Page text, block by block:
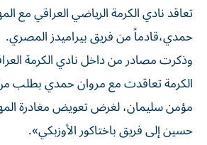
تعاقد نادي الكرمة الرياضي العراقي مع
حمدي،قادماً من فريق بيراميدز المصري.
وذكرت مصادر من داخل نادي الكرمة
الكرمة تعاقدت مع مروان حمدي بطلب
مؤمن سليمان، لغرض تعويض مغادرة
حسين إلى فريق باختاكور الأوزبكي».